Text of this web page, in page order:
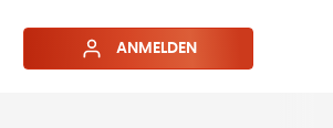
ANMELDEN